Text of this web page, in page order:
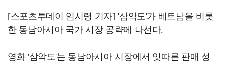
[스포츠투데이 임시령 기자] '삼악도'가 베트남을 비롯
한 동남아시아 국가 시장 공략에 나선다.
영화 '삼악도'는 동남아시아 시장에서 잇따른 판매 성